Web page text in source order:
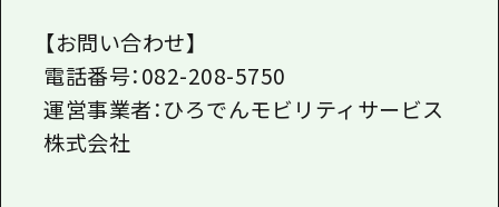
【お問い合わせ】
電話番号：082-208-5750
運営事業者：ひろでんモビリティサービス
株式会社